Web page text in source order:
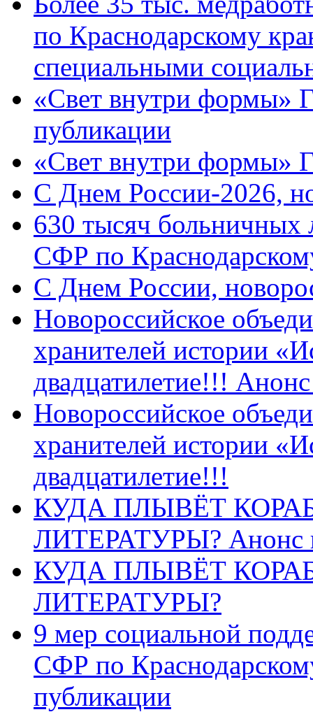
по Краснодарскому
специальными
«Свет внутри формы»
публикации
«Свет внутри формы»
C Днем России-2026,
630 тысяч больничных
СФР по
C Днем России,
Новороссийское
хранителей истории
двадцатилетие!!!
Новороссийское
хранителей истории
двадцатилетие!!!
КУДА ПЛЫВЁТ
ЛИТЕРАТУРЫ? Анонс
КУДА ПЛЫВЁТ
ЛИТЕРАТУРЫ?
9 мер социальной
СФР по
публикации